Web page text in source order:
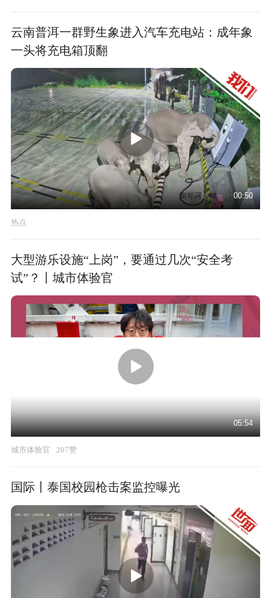
云南普洱一群野生象进入汽车充电站：成年象
一头将充电箱顶翻
00:50
热点
大型游乐设施“上岗”，要通过几次“安全考
试”？丨城市体验官
05:54
城市体验官 207赞
国际丨泰国校园枪击案监控曝光